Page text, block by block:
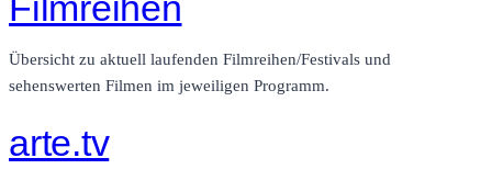
Übersicht zu aktuell laufenden Filmreihen/Festivals und
sehenswerten Filmen im jeweiligen Programm.
arte.tv